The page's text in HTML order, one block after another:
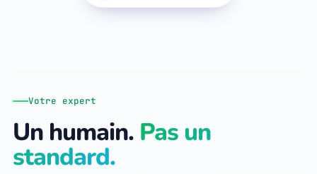
Votre expert
Un humain. Pas un
standard.